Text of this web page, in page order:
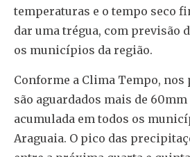
temperaturas e o tempo seco
dar uma trégua, com previsão
os municípios da região.
Conforme a Clima Tempo,
são aguardados mais de
acumulada em todos os
Araguaia. O pico das